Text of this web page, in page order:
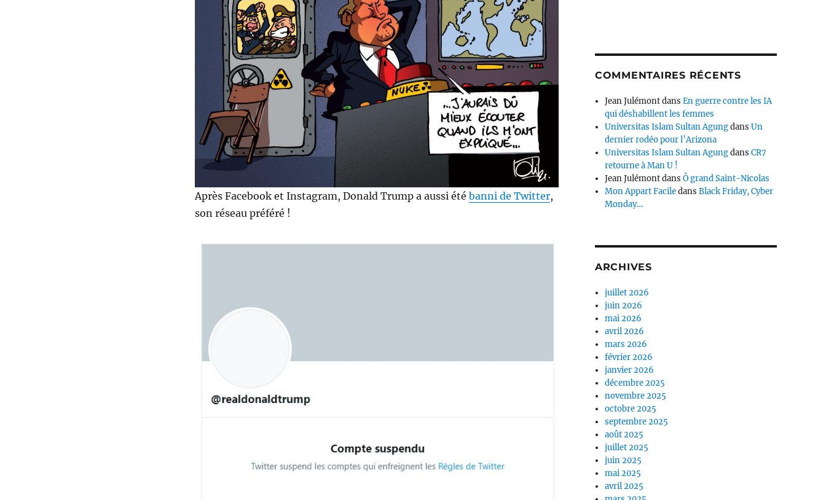
Après Facebook et Instagram, Donald Trump a aussi été banni de Twitter,
son réseau préféré !
COMMENTAIRES RÉCENTS
Jean JulémontdansEn guerre contre les IA
qui déshabillent les femmes
Universitas Islam Sultan AgungdansUn
dernier rodéo pour l’Arizona
Universitas Islam Sultan AgungdansCR7
retourne à Man U !
Jean JulémontdansÔ grand Saint-Nicolas
Mon Appart FaciledansBlack Friday, Cyber
Monday…
ARCHIVES
juillet 2026
juin 2026
mai 2026
avril 2026
mars 2026
février 2026
janvier 2026
décembre 2025
novembre 2025
octobre 2025
septembre 2025
août 2025
juillet 2025
juin 2025
mai 2025
avril 2025